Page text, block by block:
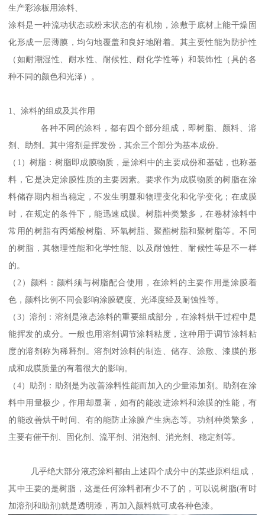
生产彩涂板用涂料、
涂料是一种流动状态或粉末状态的有机物，涂敷于底材上能干燥固
化形成一层薄膜，均匀地覆盖和良好地附着。其主要性能为防护性
（如耐潮湿性、耐水性、耐候性、耐化学性等）和装饰性（具的各
种不同的颜色和光泽）。
1、涂料的组成及其作用
各种不同的涂料，都有四个部分组成，即树脂、颜料、溶
剂、助剂。其中溶剂是挥发份，其余三个部分为基本成份。
（1）树脂：树脂即成膜物质，是涂料中的主要成份和基础，也称基
料，它是决定涂膜性质的主要因素。要求作为成膜物质的树脂在涂
料储存期内相当稳定，不发生明显和物理变化和化学变化；在成膜
时，在规定的条件下，能迅速成膜。树脂种类繁多，在卷材涂料中
常用的树脂有丙烯酸树脂、环氧树脂、聚酯树脂和聚树脂等。不同
的树脂，其物理性能和化学性能、以及耐蚀性、耐候性等是不一样
的。
（2）颜料：颜料须与树脂配合使用，在涂料的主要作用是涂膜着
色，颜料比例不同会影响涂膜硬度、光泽度经及耐蚀性等。
（3）溶剂：溶剂是液态涂料的重要组成部分，在涂料烘干过程中是
能挥发的成分。一般也用溶剂调节涂料粘度，这种用于调节涂料粘
度的溶剂称为稀释剂。溶剂对涂料的制造、储存、涂敷、漆膜的形
成和成膜质量的有着很大的影响。
（4）助剂：助剂是为改善涂料性能而加入的少量添加剂。助剂在涂
料中用量极少，作用却显著，如有的能改进涂料和涂膜的性能，有
的能改善烘干时间、有的能防止涂膜产生病态等。功剂种类繁多，
主要有催干剂、固化剂、流平剂、消泡剂、消光剂、稳定剂等。
几乎绝大部分液态涂料都由上述四个成分中的某些原料组成，
其中王要的是树脂，这是任何涂料都有少不了的，可以说树脂(有时
加溶剂和助剂)就是透明漆，再加入颜料就可成各种色漆。